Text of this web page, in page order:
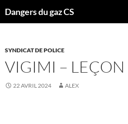
Dangers du gaz CS
SYNDICAT DE POLICE
VIGIMI – LEÇON
22 AVRIL 2024 ALEX